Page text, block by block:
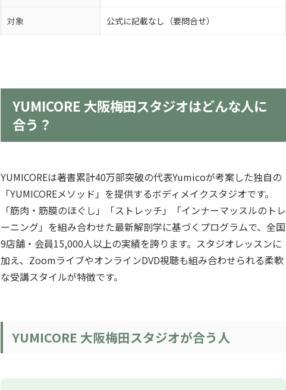
対象 公式に記載なし（要問合せ）
YUMICORE 大阪梅田スタジオはどんな人に
合う？
YUMICOREは著書累計40万部突破の代表Yumicoが考案した独自の
「YUMICOREメソッド」を提供するボディメイクスタジオです。
「筋肉・筋膜のほぐし」「ストレッチ」「インナーマッスルのトレ
ーニング」を組み合わせた最新解剖学に基づくプログラムで、全国
9店舗・会員15,000人以上の実績を誇ります。スタジオレッスンに
加え、ZoomライブやオンラインDVD視聴も組み合わせられる柔軟
な受講スタイルが特徴です。
YUMICORE 大阪梅田スタジオが合う人